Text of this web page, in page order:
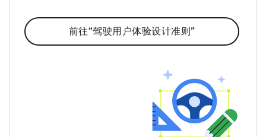
前往“驾驶用户体验设计准则”